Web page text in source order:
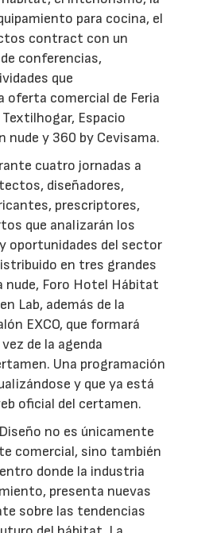
para cocina, el
contract con un
conferencias,
que
oferta comercial de Feria
Espacio
nude y 360 by Cevisama.
cuatro jornadas a
diseñadores,
prescriptores,
que analizarán los
oportunidades del sector
en tres grandes
nude, Foro Hotel Hábitat
Lab, además de la
EXCO, que formará
de la agenda
Una programación
y que ya está
oficial del certamen.
no es únicamente
comercial, sino también
donde la industria
presenta nuevas
sobre las tendencias